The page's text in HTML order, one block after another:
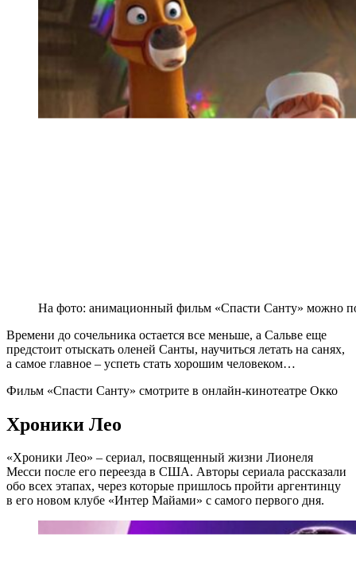
На фото: анимационный фильм «Спасти Санту» можно
Времени до сочельника остается все меньше, а Сальве еще
предстоит отыскать оленей Санты, научиться летать на санях,
а самое главное – успеть стать хорошим человеком…
Фильм «Спасти Санту» смотрите в онлайн-кинотеатре Окко
Хроники Лео
«Хроники Лео» – сериал, посвященный жизни Лионеля
Месси после его переезда в США. Авторы сериала рассказали
обо всех этапах, через которые пришлось пройти аргентинцу
в его новом клубе «Интер Майами» с самого первого дня.